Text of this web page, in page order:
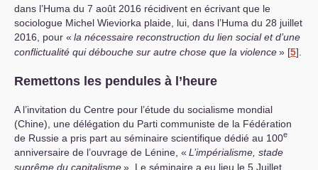
dans l’Huma du 7 août 2016 récidivent en écrivant que le
sociologue Michel Wieviorka plaide, lui, dans l’Huma du 28 juillet
2016, pour « la nécessaire reconstruction du lien social et d’une
conflictualité qui débouche sur autre chose que la violence» [5]
Remettons les pendules à l’heure
A l’invitation du Centre pour l’étude du socialisme mondial
(Chine), une délégation du Parti communiste de la Fédération
de Russie a pris part au séminaire scientifique dédié au 100e
anniversaire de l’ouvrage de Lénine, « L’impérialisme, stade
suprême du capitalisme». Le séminaire a eu lieu le 5 Juillet